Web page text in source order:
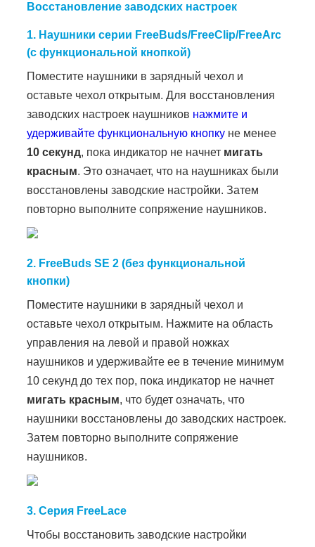
Восстановление заводских настроек
1. Наушники серии FreeBuds/FreeClip/FreeArc
(с функциональной кнопкой)
Поместите наушники в зарядный чехол и
оставьте чехол открытым. Для восстановления
заводских настроек наушников нажмите и
удерживайте функциональную кнопку не менее
10 секунд, пока индикатор не начнет мигать
красным. Это означает, что на наушниках были
восстановлены заводские настройки. Затем
повторно выполните сопряжение наушников.
2. FreeBuds SE 2 (без функциональной
кнопки)
Поместите наушники в зарядный чехол и
оставьте чехол открытым. Нажмите на область
управления на левой и правой ножках
наушников и удерживайте ее в течение минимум
10 секунд до тех пор, пока индикатор не начнет
мигать красным, что будет означать, что
наушники восстановлены до заводских настроек.
Затем повторно выполните сопряжение
наушников.
3. Серия FreeLace
Чтобы восстановить заводские настройки